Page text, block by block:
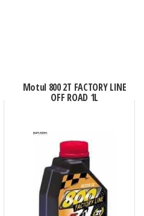
Motul 800 2T FACTORY LINE
OFF ROAD 1L